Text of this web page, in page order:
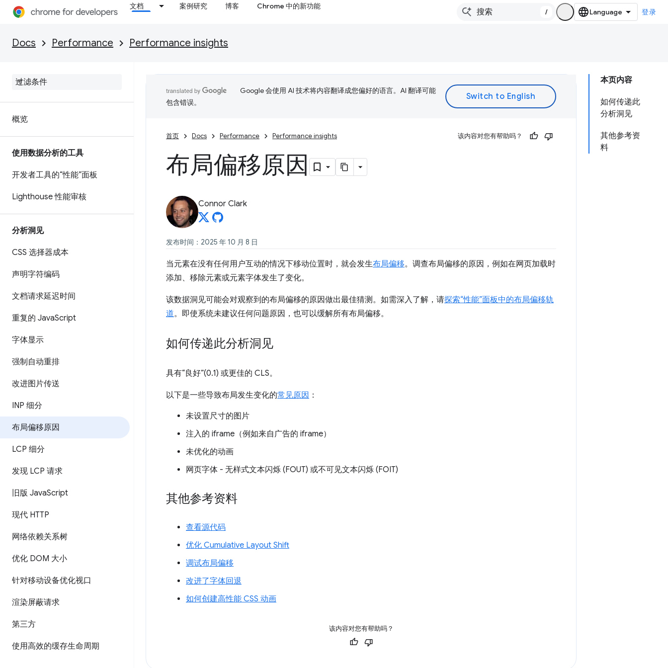
文档 案例研究 博客 Chrome 中的新功能
/ 登录
Docs Performance Performance insights
概览
使用数据分析的工具
开发者工具的“性能”面板
Lighthouse 性能审核
分析洞见
CSS 选择器成本
声明字符编码
文档请求延迟时间
重复的 JavaScript
字体显示
强制自动重排
改进图片传送
INP 细分
布局偏移原因
LCP 细分
发现 LCP 请求
旧版 JavaScript
现代 HTTP
网络依赖关系树
优化 DOM 大小
针对移动设备优化视口
渲染屏蔽请求
第三方
使用高效的缓存生命周期
本页内容
如何传递此
分析洞见
其他参考资
料
Google 会使用 AI 技术将内容翻译成您偏好的语言。AI 翻译可能
包含错误。
首页 Docs Performance Performance insights 该内容对您有帮助吗？
布局偏移原因
Connor Clark
发布时间：2025 年 10 月 8 日
当元素在没有任何用户互动的情况下移动位置时，就会发生布局偏移。调查布局偏移的原因，例如在网页加载时
添加、移除元素或元素字体发生了变化。
该数据洞见可能会对观察到的布局偏移的原因做出最佳猜测。如需深入了解，请探索“性能”面板中的布局偏移轨
道。即使系统未建议任何问题原因，也可以缓解所有布局偏移。
如何传递此分析洞见
具有“良好”(0.1) 或更佳的 CLS。
以下是一些导致布局发生变化的常见原因 ：
未设置尺寸的图片
注入的 iframe（例如来自广告的 iframe）
未优化的动画
网页字体 - 无样式文本闪烁 (FOUT) 或不可见文本闪烁 (FOIT)
其他参考资料
查看源代码
优化 Cumulative Layout Shift
调试布局偏移
改进了字体回退
如何创建高性能 CSS 动画
该内容对您有帮助吗？